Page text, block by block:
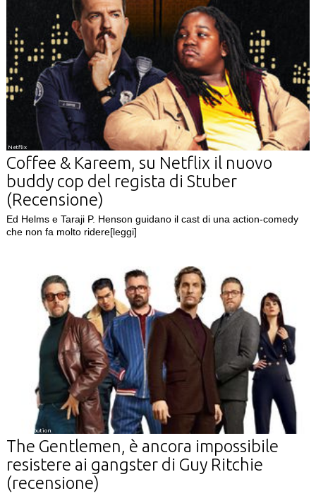
Netflix
Coffee & Kareem, su Netflix il nuovo
buddy cop del regista di Stuber
(Recensione)
Ed Helms e Taraji P. Henson guidano il cast di una action-comedy
che non fa molto ridere[leggi]
01 Distribution
The Gentlemen, è ancora impossibile
resistere ai gangster di Guy Ritchie
(recensione)